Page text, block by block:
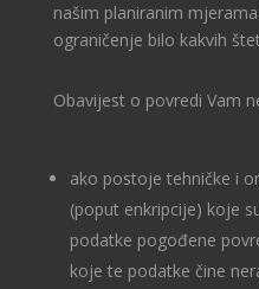
našim planiranim
ograničenje bilo kakvih
Obavijest o povredi Vam
ako postoje tehničke i
(poput enkripcije) koje
podatke pogođene
koje te podatke čine